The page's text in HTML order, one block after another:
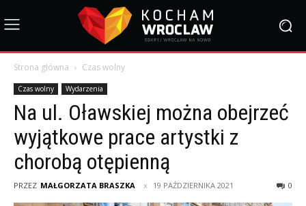
Strona główna Czas wolny
Czas wolny Wydarzenia
Na ul. Oławskiej można obejrzeć
wyjątkowe prace artystki z
chorobą otępienną
PRZEZ MAŁGORZATA BRASZKA 19 PAŹDZIERNIKA 2021 0